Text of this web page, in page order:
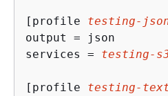
[profile testing-
output = json
services = testing-
[profile testing-